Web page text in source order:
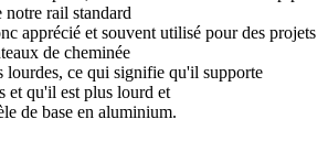
rail standard
apprécié et souvent utilisé pour des projets
de cheminée
lourdes, ce qui signifie qu'il supporte
et qu'il est plus lourd et
de base en aluminium.